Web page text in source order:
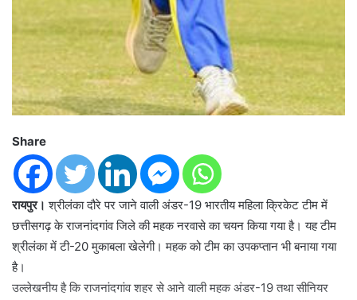
Share
रायपुर। श्रीलंका दौरे पर जाने वाली अंडर-19 भारतीय महिला क्रिकेट टीम में
छत्तीसगढ़ के राजनांदगांव जिले की महक नरवासे का चयन किया गया है। यह टीम
श्रीलंका में टी-20 मुकाबला खेलेगी। महक को टीम का उपकप्तान भी बनाया गया
है।
उल्लेखनीय है कि राजनांदगांव शहर से आने वाली महक अंडर-19 तथा सीनियर